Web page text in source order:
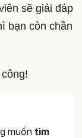
sẽ giải đáp
bạn còn chần
muốn tìm